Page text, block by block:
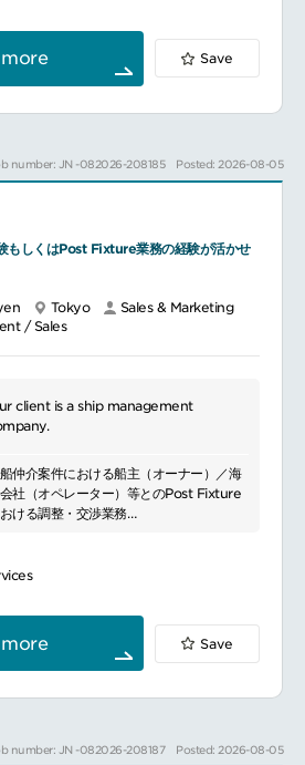
、売上も伸長しています。
体的なプロジェクトとしては、デジタルを
にEC、SNS、KOL施策、日系企業のロ
ライズリブランディングなど、非常に多
クライアントのビジネスを大きくドライ
せるプロジェクトリーダーとしての役割
Save
number: JN -082026-208185 Posted: 2026-08-05
もしくはPost Fixture業務の経験が活かせ
Tokyo
Sales & Marketing
/ Sales
client is a ship management
仲介案件における船主（オーナー）／海
社（オペレーター）等とのPost Fixture
ける調整・交渉業務
Save
number: JN -082026-208187 Posted: 2026-08-05